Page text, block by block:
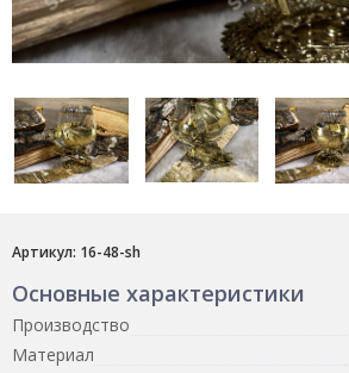
Артикул: 16-48-sh
Основные характеристики
Производство
Материал